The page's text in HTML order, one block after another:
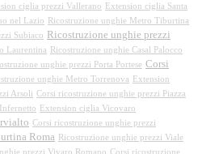
ciglia prezzi Vallerano
Extension ciglia Santa
nel Lazio
Ricostruzione unghie Metro Tiburtina
Subiaco
Ricostruzione unghie prezzi
Laurentina
Ricostruzione unghie Casal Palocco
unghie prezzi Porta Portese Corsi
unghie Metro Torrenova
Extension
Arsoli Corsi ricostruzione unghie prezzi Piazza
Extension ciglia Vicovaro
Corsi ricostruzione unghie prezzi
Roma
Ricostruzione unghie prezzi Viale